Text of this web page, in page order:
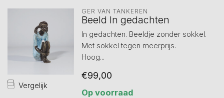
Vergelijk
GER VAN TANKEREN
Beeld In gedachten
In gedachten. Beeldje zonder sokkel.
Met sokkel tegen meerprijs.
Hoog...
€99,00
Op voorraad